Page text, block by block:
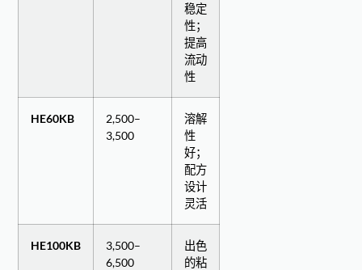
稳定
性；
提高
流动
性
HE60KB
2,500–
3,500
溶解
性
好；
配方
设计
灵活
HE100KB
3,500–
6,500
出色
的粘